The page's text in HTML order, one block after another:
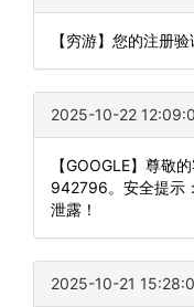
【穷游】您的注册
2025-10-22
【GOOGLE】尊敬
942796。安全提示
泄露！
2025-10-21